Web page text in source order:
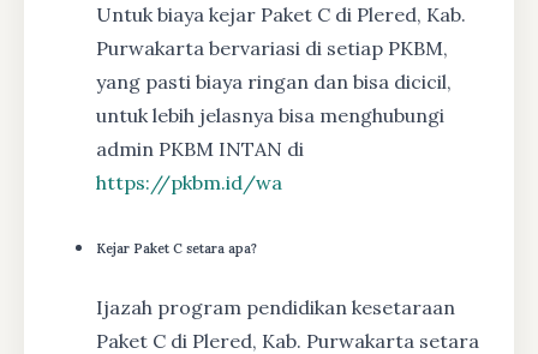
Untuk biaya kejar Paket C di Plered, Kab.
Purwakarta bervariasi di setiap PKBM,
yang pasti biaya ringan dan bisa dicicil,
untuk lebih jelasnya bisa menghubungi
admin PKBM INTAN di
https://pkbm.id/wa
Kejar Paket C setara apa?
Ijazah program pendidikan kesetaraan
Paket C di Plered, Kab. Purwakarta setara